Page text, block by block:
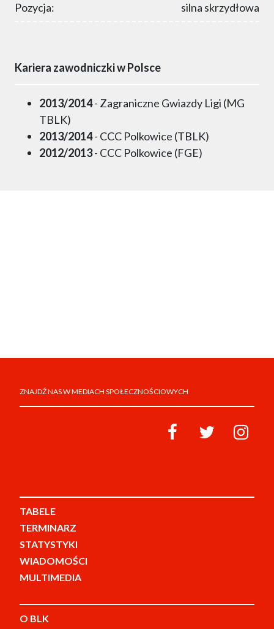
Pozycja: silna skrzydłowa
Kariera zawodniczki w Polsce
2013/2014- Zagraniczne Gwiazdy Ligi (MG
TBLK)
2013/2014- CCC Polkowice (TBLK)
2012/2013- CCC Polkowice (FGE)
ZNAJDŹ NAS W MEDIACH SPOŁECZNOŚCIOWYCH
TABELE
TERMINARZ
STATYSTYKI
WIADOMOŚCI
MULTIMEDIA
O BLK